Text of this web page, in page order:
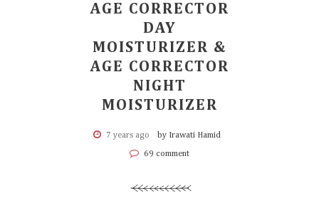
AGE CORRECTOR
DAY
MOISTURIZER &
AGE CORRECTOR
NIGHT
MOISTURIZER
7 years ago by Irawati Hamid
69 comment